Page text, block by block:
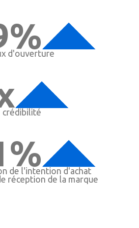
d'ouverture
crédibilité
de l'intention d'achat
réception de la marque